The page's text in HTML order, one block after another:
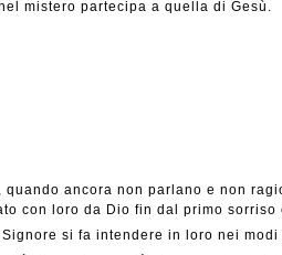
mistero partecipa a quella di Gesù.
quando ancora non parlano e non
con loro da Dio fin dal primo sorriso
si fa intendere in loro nei